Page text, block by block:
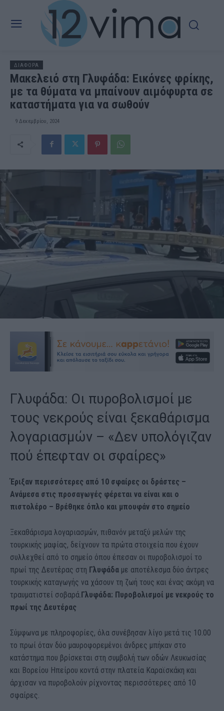
ΔΙΑΦΟΡΑ
Μακελειό στη Γλυφάδα: Εικόνες φρίκης,
με τα θύματα να μπαίνουν αιμόφυρτα σε
καταστήματα για να σωθούν
9 Δεκεμβρίου, 2024
Γλυφάδα: Οι πυροβολισμοί με
τους νεκρούς είναι ξεκαθάρισμα
λογαριασμών – «Δεν υπολόγιζαν
πού έπεφταν οι σφαίρες»
Έριξαν περισσότερες από 10 σφαίρες οι δράστες –
Ανάμεσα στις προσαγωγές φέρεται να είναι και ο
πιστολέρο – Βρέθηκε όπλο και μπουφάν στο σημείο
Ξεκαθάρισμα λογαριασμών, πιθανόν μεταξύ μελών της
τουρκικής μαφίας, δείχνουν τα πρώτα στοιχεία που έχουν
συλλεχθεί από το σημείο όπου έπεσαν οι πυροβολισμοί το
πρωί της Δευτέρας στη Γλυφάδα με αποτέλεσμα δύο άντρες
τουρκικής καταγωγής να χάσουν τη ζωή τους και ένας ακόμη να
τραυματιστεί σοβαρά.Γλυφάδα: Πυροβολισμοί με νεκρούς το
πρωί της Δευτέρας
Σύμφωνα με πληροφορίες, όλα συνέβησαν λίγο μετά τις 10.00
το πρωί όταν δύο μαυροφορεμένοι άνδρες μπήκαν στο
κατάστημα που βρίσκεται στη συμβολή των οδών Λευκωσίας
και Βορείου Ηπείρου κοντά στην πλατεία Καραϊσκάκη και
άρχισαν να πυροβολούν ρίχνοντας περισσότερες από 10
σφαίρες.